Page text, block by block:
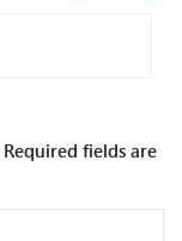
Required fields are